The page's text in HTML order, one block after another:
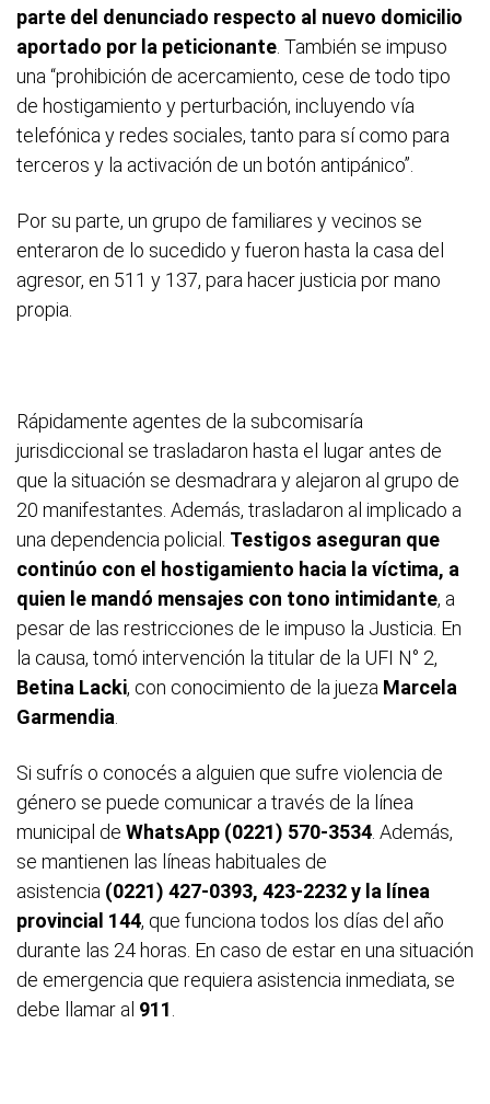
parte del denunciado respecto al nuevo domicilio
aportado por la peticionante . También se impuso
una “prohibición de acercamiento, cese de todo tipo
de hostigamiento y perturbación, incluyendo vía
telefónica y redes sociales, tanto para sí como para
terceros y la activación de un botón antipánico”.
Por su parte, un grupo de familiares y vecinos se
enteraron de lo sucedido y fueron hasta la casa del
agresor, en 511 y 137, para hacer justicia por mano
propia.
Rápidamente agentes de la subcomisaría
jurisdiccional se trasladaron hasta el lugar antes de
que la situación se desmadrara y alejaron al grupo de
20 manifestantes. Además, trasladaron al implicado a
una dependencia policial. Testigos aseguran que
continúo con el hostigamiento hacia la víctima, a
quien le mandó mensajes con tono intimidante, a
pesar de las restricciones de le impuso la Justicia. En
la causa, tomó intervención la titular de la UFI N° 2,
Betina Lacki, con conocimiento de la jueza Marcela
Garmendia
Si sufrís o conocés a alguien que sufre violencia de
género se puede comunicar a través de la línea
municipal de WhatsApp (0221) 570-3534 . Además,
se mantienen las líneas habituales de
asistencia (0221) 427-0393, 423-2232 y la línea
provincial 144, que funciona todos los días del año
durante las 24 horas. En caso de estar en una situación
de emergencia que requiera asistencia inmediata, se
debe llamar al 911